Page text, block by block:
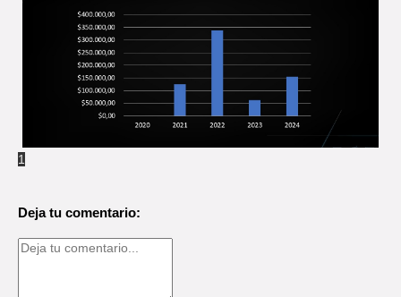
2025-01-03
1
Deja tu comentario: